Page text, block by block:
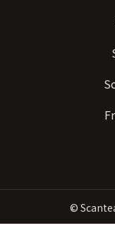
©